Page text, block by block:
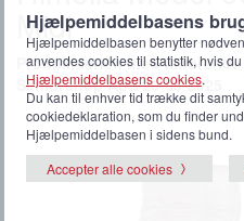
Midi
Produktserien med
Seniorshop ApS 26-05-2025
Hjælpemiddelbasens
Hjælpemiddelbasen benytter
anvendes cookies til statistik, hvis
Hjælpemiddelbasens cookies.
Du kan til enhver tid trække dit
cookiedeklaration, som du finder
Hjælpemiddelbasen i sidens bund.
Accepter alle cookies